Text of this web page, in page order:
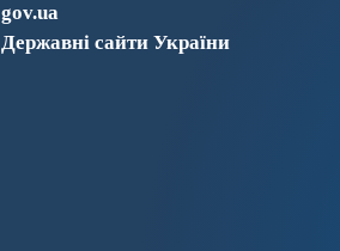
gov.ua
Державні сайти України